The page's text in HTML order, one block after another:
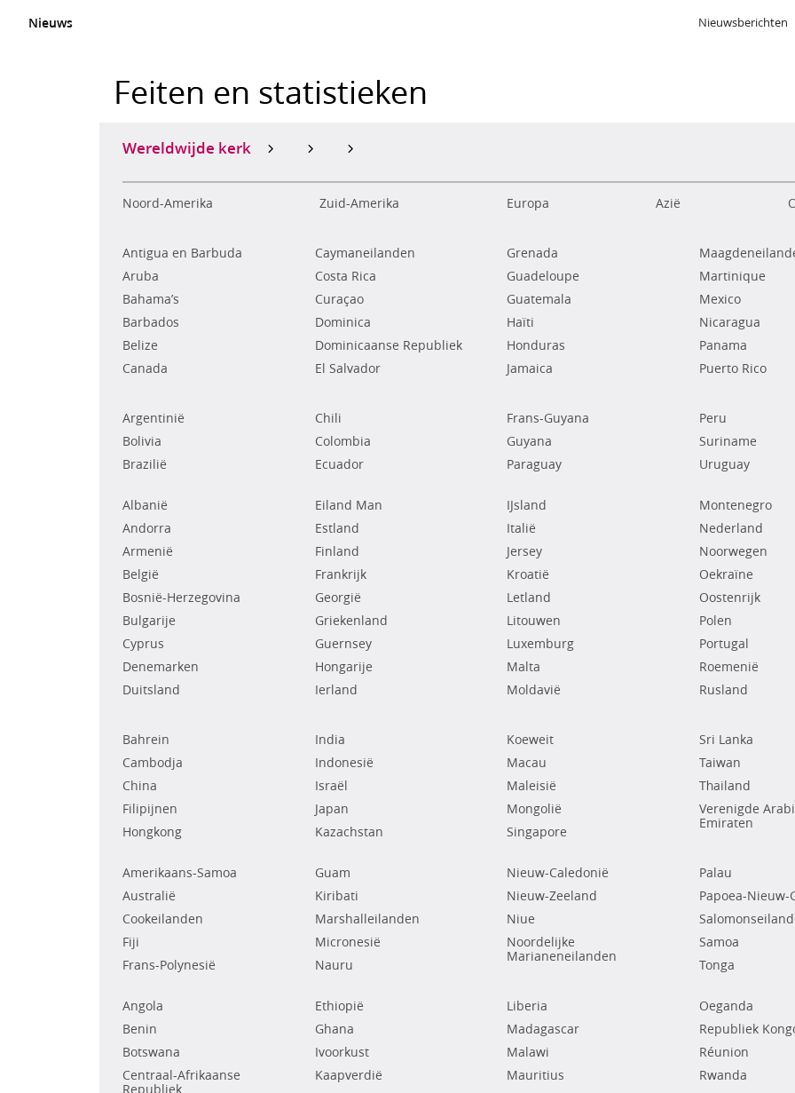
Nieuws Nieuwsberichten
Feiten en statistieken
Wereldwijde kerk
Noord-Amerika Zuid-Amerika Europa Azië
Antigua en Barbuda
Aruba
Bahama’s
Barbados
Belize
Canada
Caymaneilanden
Costa Rica
Curaçao
Dominica
Dominicaanse Republiek
El Salvador
Grenada
Guadeloupe
Guatemala
Haïti
Honduras
Jamaica
Martinique
Mexico
Nicaragua
Panama
Puerto Rico
Argentinië
Bolivia
Brazilië
Chili
Colombia
Ecuador
Frans-Guyana
Guyana
Paraguay
Peru
Suriname
Uruguay
Albanië
Andorra
Armenië
België
Bosnië-Herzegovina
Bulgarije
Cyprus
Denemarken
Duitsland
Eiland Man
Estland
Finland
Frankrijk
Georgië
Griekenland
Guernsey
Hongarije
Ierland
IJsland
Italië
Jersey
Kroatië
Letland
Litouwen
Luxemburg
Malta
Moldavië
Montenegro
Nederland
Noorwegen
Oekraïne
Oostenrijk
Polen
Portugal
Roemenië
Rusland
Bahrein
Cambodja
China
Filipijnen
Hongkong
India
Indonesië
Israël
Japan
Kazachstan
Koeweit
Macau
Maleisië
Mongolië
Singapore
Sri Lanka
Taiwan
Thailand
Verenigde
Emiraten
Amerikaans-Samoa
Australië
Cookeilanden
Fiji
Frans-Polynesië
Guam
Kiribati
Marshalleilanden
Micronesië
Nauru
Nieuw-Caledonië
Nieuw-Zeeland
Niue
Noordelijke
Marianeneilanden
Palau
Papoea-Nieuw-
Samoa
Tonga
Angola
Benin
Botswana
Centraal-Afrikaanse
Republiek
Ethiopië
Ghana
Ivoorkust
Kaapverdië
Liberia
Madagascar
Malawi
Mauritius
Oeganda
Republiek
Réunion
Rwanda